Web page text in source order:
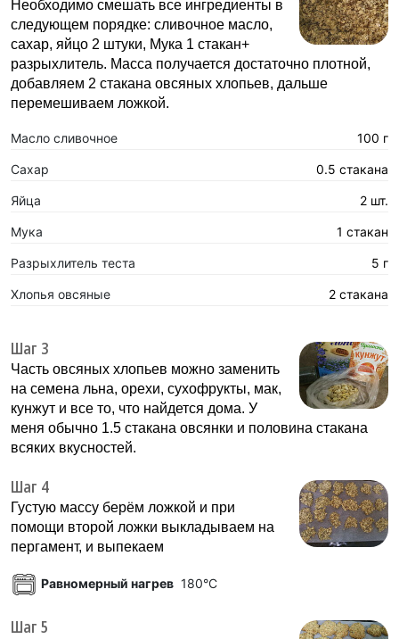
Необходимо смешать все ингредиенты в
следующем порядке: сливочное масло,
сахар, яйцо 2 штуки, Мука 1 стакан+
разрыхлитель. Масса получается достаточно плотной,
добавляем 2 стакана овсяных хлопьев, дальше
перемешиваем ложкой.
Масло сливочное 100 г
Сахар 0.5 стакана
Яйца 2 шт.
Мука 1 стакан
Разрыхлитель теста 5 г
Хлопья овсяные 2 стакана
Шаг 3
Часть овсяных хлопьев можно заменить
на семена льна, орехи, сухофрукты, мак,
кунжут и все то, что найдется дома. У
меня обычно 1.5 стакана овсянки и половина стакана
всяких вкусностей.
Шаг 4
Густую массу берём ложкой и при
помощи второй ложки выкладываем на
пергамент, и выпекаем
Равномерный нагрев 180°C
Шаг 5